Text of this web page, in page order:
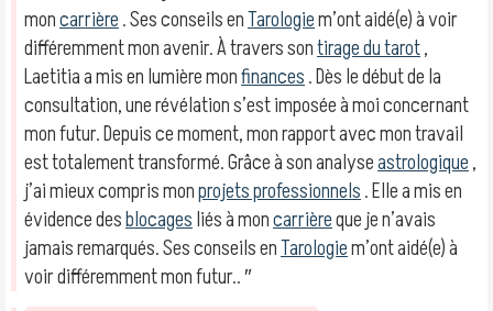
moncarrière. Ses conseils enTarologiem’ont aidé(e) à voir
différemment mon avenir. À travers sontirage du tarot,
Laetitia a mis en lumière monfinances. Dès le début de la
consultation, une révélation s’est imposée à moi concernant
mon futur. Depuis ce moment, mon rapport avec mon travail
est totalement transformé. Grâce à son analyseastrologique,
j’ai mieux compris monprojets professionnels. Elle a mis en
évidence desblocagesliés à moncarrièreque je n’avais
jamais remarqués. Ses conseils enTarologiem’ont aidé(e) à
voir différemment mon futur.. ″